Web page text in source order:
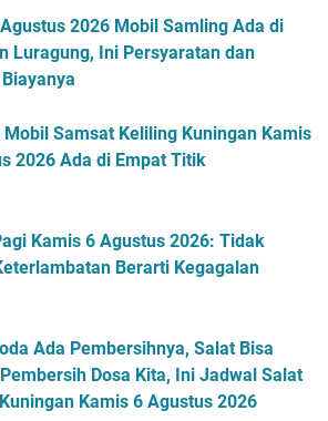
2026 Mobil Samling Ada di
Luragung, Ini Persyaratan dan
Mobil Samsat Keliling Kuningan Kamis
2026 Ada di Empat Titik
Kamis 6 Agustus 2026: Tidak
Berarti Kegagalan
Ada Pembersihnya, Salat Bisa
Dosa Kita, Ini Jadwal Salat
Kamis 6 Agustus 2026